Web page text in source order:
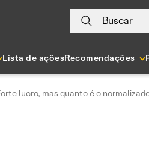
Buscar
Lista de açõesRecomendações
lucro, mas quanto é o